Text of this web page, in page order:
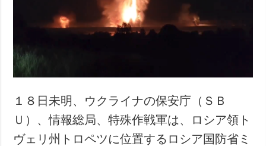
事故・緊急事態
追加
特集
インタビュー
写真
動画
購読
フォトバンク
１８日未明、ウクライナの保安庁（ＳＢ
Ｕ）、情報総局、特殊作戦軍は、ロシア領ト
ヴェリ州トロペツに位置するロシア国防省ミ